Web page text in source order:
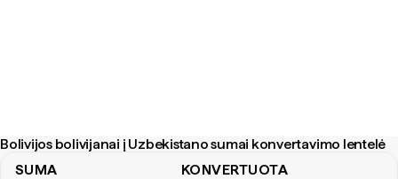
Bolivijos bolivijanai į Uzbekistano sumai konvertavimo lentelė
SUMA KONVERTUOTA